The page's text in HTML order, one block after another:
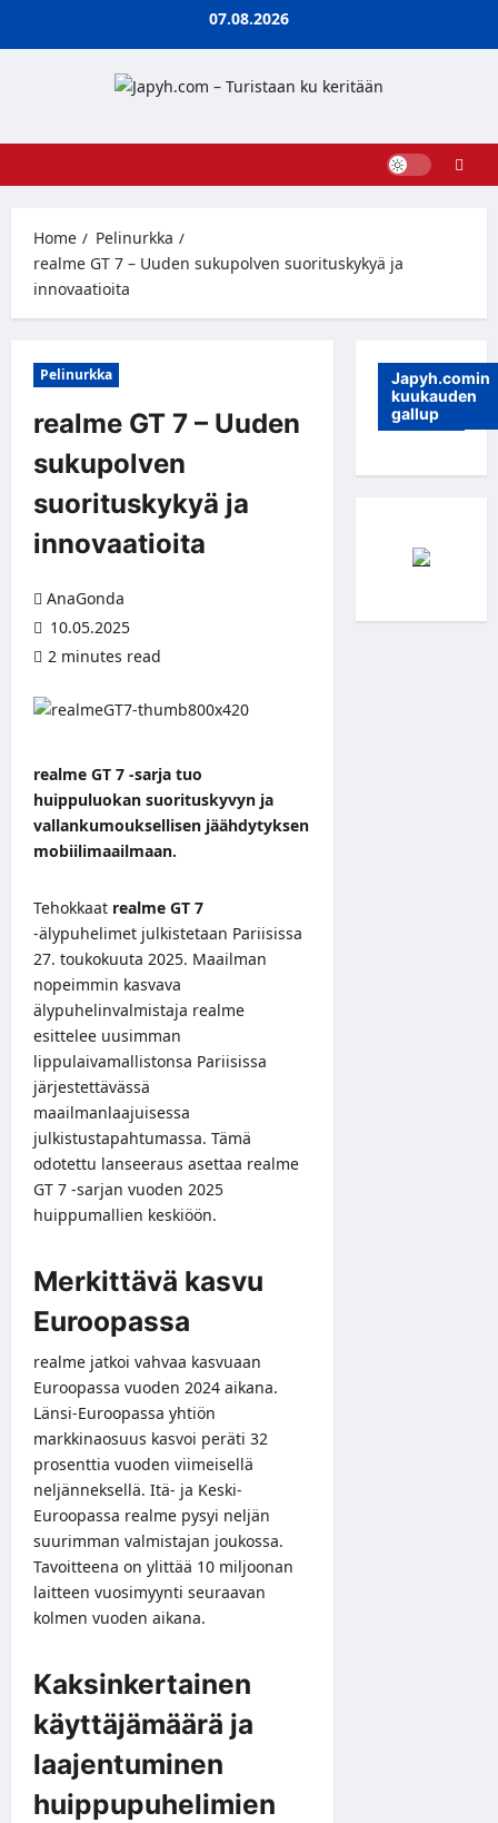
07.08.2026
Home
Pelinurkka
realme GT 7 – Uuden sukupolven suorituskykyä ja
innovaatioita
Pelinurkka
realme GT 7 – Uuden
sukupolven
suorituskykyä ja
innovaatioita
AnaGonda
10.05.2025
2 minutes read
realme GT 7 -sarja tuo
huippuluokan suorituskyvyn ja
vallankumouksellisen jäähdytyksen
mobiilimaailmaan.
Tehokkaat realme GT 7
-älypuhelimet julkistetaan Pariisissa
27. toukokuuta 2025. Maailman
nopeimmin kasvava
älypuhelinvalmistaja realme
esittelee uusimman
lippulaivamallistonsa Pariisissa
järjestettävässä
maailmanlaajuisessa
julkistustapahtumassa. Tämä
odotettu lanseeraus asettaa realme
GT 7 -sarjan vuoden 2025
huippumallien keskiöön.
Merkittävä kasvu
Euroopassa
realme jatkoi vahvaa kasvuaan
Euroopassa vuoden 2024 aikana.
Länsi-Euroopassa yhtiön
markkinaosuus kasvoi peräti 32
prosenttia vuoden viimeisellä
neljänneksellä. Itä- ja Keski-
Euroopassa realme pysyi neljän
suurimman valmistajan joukossa.
Tavoitteena on ylittää 10 miljoonan
laitteen vuosimyynti seuraavan
kolmen vuoden aikana.
Kaksinkertainen
käyttäjämäärä ja
laajentuminen
huippupuhelimien
Japyh.comin
kuukauden
gallup